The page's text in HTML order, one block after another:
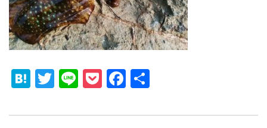
H
e
T
tt
Li
e
P
ck
F
c